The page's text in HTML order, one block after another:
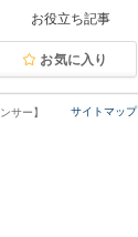
お役立ち記事
お気に入り
サイトマップ
サー】